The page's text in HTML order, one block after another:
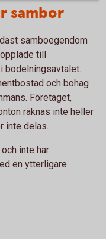
sambor
samboegendom
till
bodelningsavtalet.
och bohag
Företaget,
räknas inte heller
inte delas.
inte har
en ytterligare